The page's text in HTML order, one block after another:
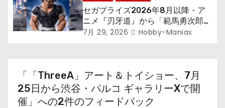
セガプライズ2026年8月以降・ア
ニメ『刃牙道』から「範馬勇次郎」
が登場ッッ!!
7月 29, 2026 Hobby-Maniax
「「ThreeA」アート＆トイショー、7月
25日から渋谷・パルコ ギャラリーXで開
催」への2件のフィードバック